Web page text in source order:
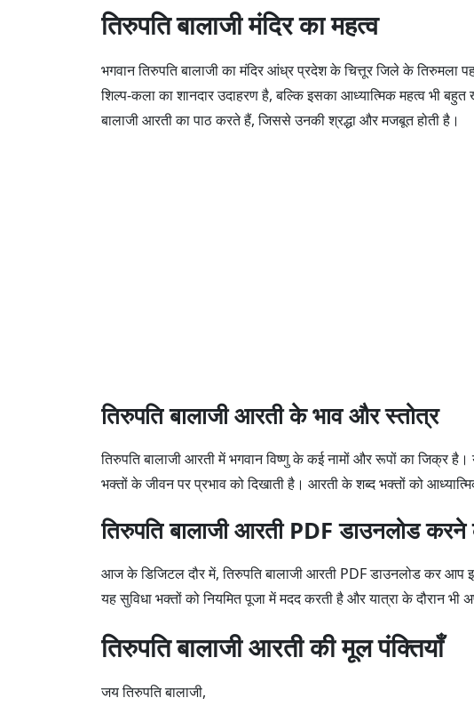
तिरुपति बालाजी मंदिर का महत्व
भगवान तिरुपति बालाजी का मंदिर आंध्र प्रदेश के चित्तूर जिले के
शिल्प-कला का शानदार उदाहरण है, बल्कि इसका आध्यात्मिक महत्व भी
बालाजी आरती का पाठ करते हैं, जिससे उनकी श्रद्धा और मजबूत होती है।
तिरुपति बालाजी आरती के भाव और स्तोत्र
तिरुपति बालाजी आरती में भगवान विष्णु के कई नामों और रूपों का जिक्र
भक्तों के जीवन पर प्रभाव को दिखाती है। आरती के शब्द भक्तों को
तिरुपति बालाजी आरती PDF डाउनलोड
आज के डिजिटल दौर में, तिरुपति बालाजी आरती PDF डाउनलोड कर आप
यह सुविधा भक्तों को नियमित पूजा में मदद करती है और यात्रा के दौरान भी
तिरुपति बालाजी आरती की मूल पंक्तियाँ
जय तिरुपति बालाजी,